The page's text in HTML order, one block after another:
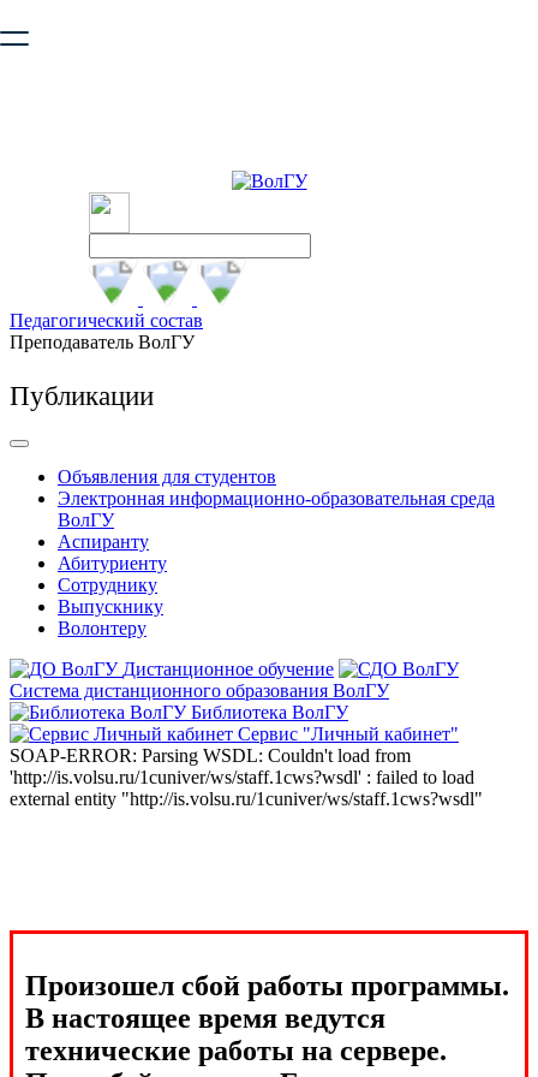
безопасную работу с сайтом. Пожалуйста
Педагогический состав
Преподаватель ВолГУ
Публикации
Объявления для студентов
Электронная информационно-образовательная среда
ВолГУ
Аспиранту
Абитуриенту
Сотруднику
Выпускнику
Волонтеру
Дистанционное обучение
Система дистанционного образования ВолГУ
Библиотека ВолГУ
Сервис "Личный кабинет"
SOAP-ERROR: Parsing WSDL: Couldn't load from
'http://is.volsu.ru/1cuniver/ws/staff.1cws?wsdl' : failed to load
external entity "http://is.volsu.ru/1cuniver/ws/staff.1cws?wsdl"
Произошел сбой работы программы.
В настоящее время ведутся
технические работы на сервере.